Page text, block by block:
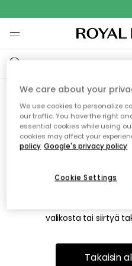
Emme
Tämä voi johtua siitä, että
on siirretty muualle.
valikosta tai siirtyä
Takaisin
We care about your
We use cookies to personalize
our traffic. You have the right
essential cookies while using
cookies may affect your
policy Google's privacy policy
Cookie Settings